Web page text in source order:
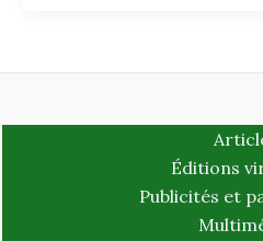
Éditions
Publicités et